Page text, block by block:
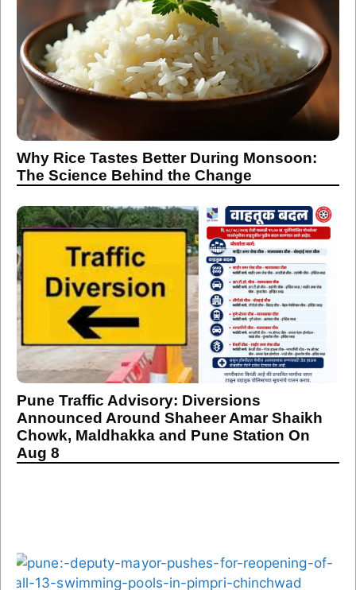
Why Rice Tastes Better During Monsoon:
The Science Behind the Change
Pune Traffic Advisory: Diversions
Announced Around Shaheer Amar Shaikh
Chowk, Maldhakka and Pune Station On
Aug 8